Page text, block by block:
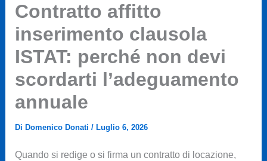
Contratto affitto
inserimento clausola
ISTAT: perché non devi
scordarti l’adeguamento
annuale
Di Domenico Donati / Luglio 6, 2026
Quando si redige o si firma un contratto di locazione,